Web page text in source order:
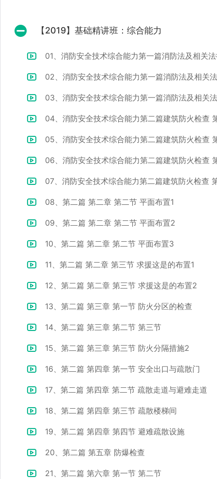
【2019】基础精讲班：综合能力
01、消防安全技术综合能力第一篇消防法及相关
02、消防安全技术综合能力第一篇消防法及相关
03、消防安全技术综合能力第一篇消防法及相关
04、消防安全技术综合能力第二篇建筑防火检查
05、消防安全技术综合能力第二篇建筑防火检查
06、消防安全技术综合能力第二篇建筑防火检查
07、消防安全技术综合能力第二篇建筑防火检查
08、第二篇 第二章 第二节 平面布置1
09、第二篇 第二章 第二节 平面布置2
10、第二篇 第二章 第二节 平面布置3
11、第二篇 第二章 第三节 求援这是的布置1
12、第二篇 第二章 第三节 求援这是的布置2
13、第二篇 第三章 第一节 防火分区的检查
14、第二篇 第三章 第二节 第三节
15、第二篇 第三章 第三节 防火分隔措施2
16、第二篇 第四章 第一节 安全出口与疏散门
17、第二篇 第四章 第二节 疏散走道与避难走道
18、第二篇 第四章 第三节 疏散楼梯间
19、第二篇 第四章 第四节 避难疏散设施
20、第二篇 第五章 防爆检查
21、第二篇 第六章 第一节 第二节